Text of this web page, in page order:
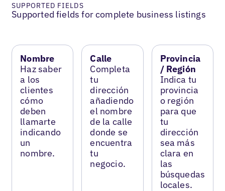
SUPPORTED FIELDS
Supported fields for complete business listings
Nombre
Haz saber
a los
clientes
cómo
deben
llamarte
indicando
un
nombre.
Calle
Completa
tu
dirección
añadiendo
el nombre
de la calle
donde se
encuentra
tu
negocio.
Provincia
/ Región
Indica tu
provincia
o región
para que
tu
dirección
sea más
clara en
las
búsquedas
locales.